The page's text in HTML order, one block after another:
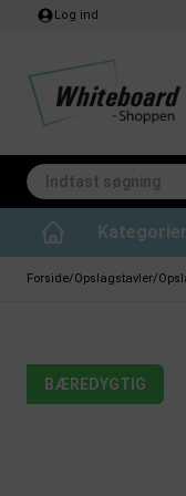
Log ind
Forside/Opslagstavler/
BÆREDYGTIG